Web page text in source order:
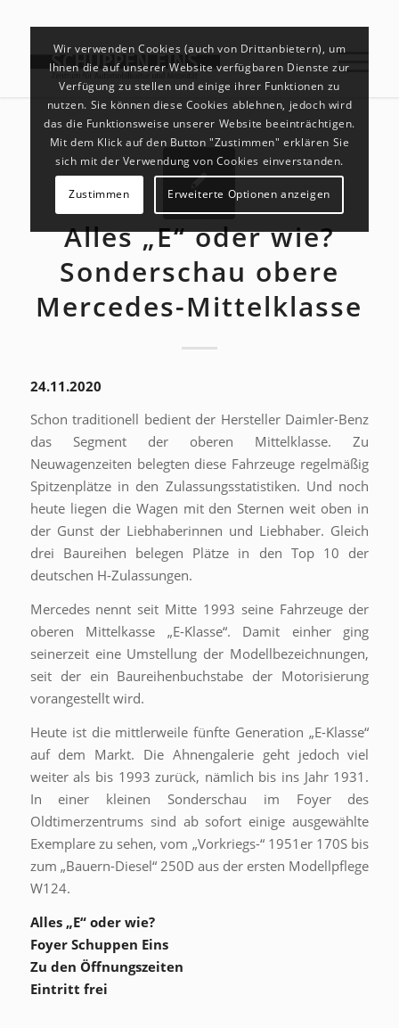
Alles „E“ oder wie?
Sonderschau obere
Mercedes-Mittelklasse
24.11.2020
Schon traditionell bedient der Hersteller Daimler-Benz
das Segment der oberen Mittelklasse. Zu
Neuwagenzeiten belegten diese Fahrzeuge regelmäßig
Spitzenplätze in den Zulassungsstatistiken. Und noch
heute liegen die Wagen mit den Sternen weit oben in
der Gunst der Liebhaberinnen und Liebhaber. Gleich
drei Baureihen belegen Plätze in den Top 10 der
deutschen H-Zulassungen.
Mercedes nennt seit Mitte 1993 seine Fahrzeuge der
oberen Mittelkasse „E-Klasse“. Damit einher ging
seinerzeit eine Umstellung der Modellbezeichnungen,
seit der ein Baureihenbuchstabe der Motorisierung
vorangestellt wird.
Heute ist die mittlerweile fünfte Generation „E-Klasse“
auf dem Markt. Die Ahnengalerie geht jedoch viel
weiter als bis 1993 zurück, nämlich bis ins Jahr 1931.
In einer kleinen Sonderschau im Foyer des
Oldtimerzentrums sind ab sofort einige ausgewählte
Exemplare zu sehen, vom „Vorkriegs-“ 1951er 170S bis
zum „Bauern-Diesel“ 250D aus der ersten Modellpflege
W124.
Alles „E“ oder wie?
Foyer Schuppen Eins
Zu den Öffnungszeiten
Eintritt frei
Wir verwenden Cookies (auch von Drittanbietern), um
Ihnen die auf unserer Website verfügbaren Dienste zur
Verfügung zu stellen und einige ihrer Funktionen zu
nutzen. Sie können diese Cookies ablehnen, jedoch wird
das die Funktionsweise unserer Website beeinträchtigen.
Mit dem Klick auf den Button "Zustimmen" erklären Sie
sich mit der Verwendung von Cookies einverstanden.
Zustimmen Erweiterte Optionen anzeigen